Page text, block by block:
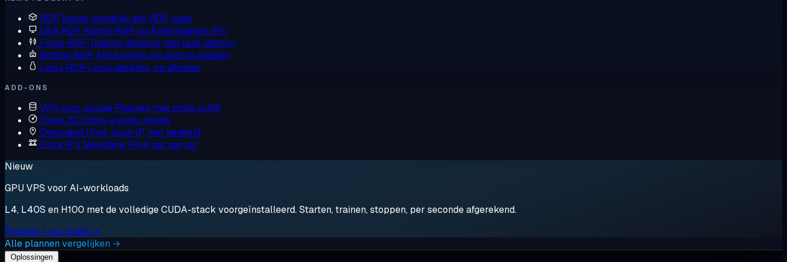
RDP kopen Vergelijk elk RDP-plan
USA RDP Admin-RDP op Amerikaanse IP's
Forex RDP Trading-desktop met lage latency
Botting RDP Altijd online om bots te draaien
Linux RDP Linux-desktop, op afstand
ADD-ONS
VPS voor opslag Plannen met grote schijf
Eigen ISO Start je eigen image
Dedicated IPv4 Jouw IP, niet gedeeld
Extra IP's Meerdere IPv4 per server
Nieuw
GPU VPS voor AI-workloads
L4, L40S en H100 met de volledige CUDA-stack voorgeïnstalleerd. Starten, trainen, stoppen, per seconde afgerekend.
Probeer 1 uur gratis →
Alle plannen vergelijken →